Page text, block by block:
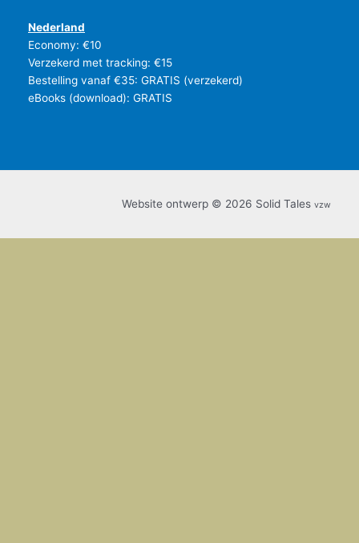
Nederland
Economy: €10
Verzekerd met tracking: €15
Bestelling vanaf €35: GRATIS (verzekerd)
eBooks (download): GRATIS
Website ontwerp © 2026 Solid Tales vzw